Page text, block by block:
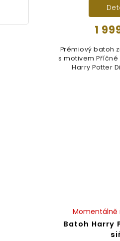
1
Prémiový batoh
s motivem
Harry Potter
Batoh Harry
Momentálně